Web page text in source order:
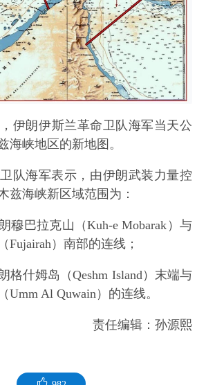
伊朗伊斯兰革命卫队海军当天公
海峡地区的新地图。
队海军表示，由伊朗武装力量控
兹海峡新区域范围为：
穆巴拉克山（Kuh-e Mobarak）与
Fujairah）南部的连线；
格什姆岛（Qeshm Island）末端与
Umm Al Quwain）的连线。
责任编辑：孙源熙